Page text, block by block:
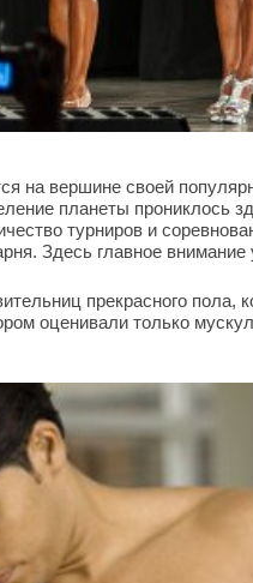
на вершине своей
планеты прониклось
турниров и
Здесь главное внимание
прекрасного пола,
оценивали только